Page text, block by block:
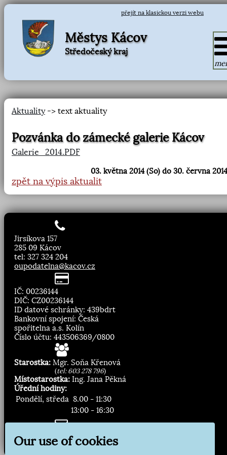
přejít na klasickou verzi webu
Městys Kácov
Středočeský kraj
Aktuality-> text aktuality
Pozvánka do zámecké galerie Kácov
Galerie_2014.PDF
03. května 2014 (So) do 30. června
zpět na výpis aktualit
Jirsíkova 157
285 09 Kácov
tel: 327 324 204
oupodatelna@kacov.cz
IČ: 00236144
DIČ: CZ00236144
ID datové schránky: 439bdrt
Bankovní spojení: Česká
spořitelna a.s. Kolín
Číslo účtu: 443506369/0800
Starostka: Mgr. Soňa Křenová
(tel: 603 278 796)
Místostarostka: Ing. Jana Pěkná
Úřední hodiny:
Pondělí, středa 8.00 - 11:30
13:00 - 16:30
Zasílání novinek:
Our use of cookies